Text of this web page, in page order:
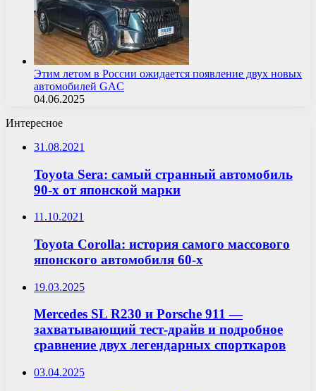
Этим летом в России ожидается появление двух новых
автомобилей GAC
04.06.2025
Интересное
31.08.2021
Toyota Sera: самый странный автомобиль
90-х от японской марки
11.10.2021
Toyota Corolla: история самого массового
японского автомобиля 60-х
19.03.2025
Mercedes SL R230 и Porsche 911 —
захватывающий тест-драйв и подробное
сравнение двух легендарных спорткаров
03.04.2025